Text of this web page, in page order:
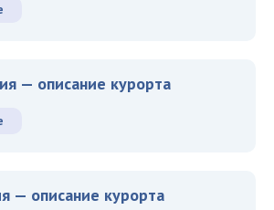
— описание курорта
— описание курорта